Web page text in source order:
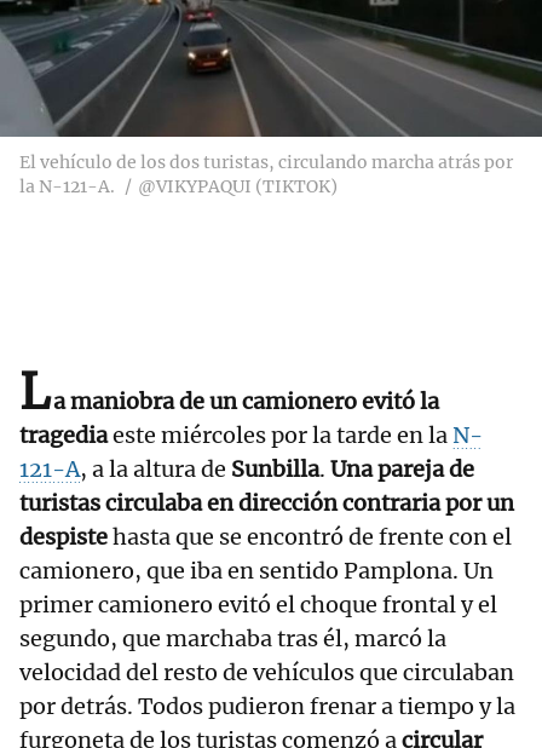
El vehículo de los dos turistas, circulando marcha atrás por
la N-121-A.
@VIKYPAQUI (TIKTOK)
La maniobra de un camionero evitó la
tragediaeste miércoles por la tarde en la N-
121-A, a la altura de Sunbilla. Una pareja de
turistas circulaba en dirección contraria por un
despistehasta que se encontró de frente con el
camionero, que iba en sentido Pamplona. Un
primer camionero evitó el choque frontal y el
segundo, que marchaba tras él, marcó la
velocidad del resto de vehículos que circulaban
por detrás. Todos pudieron frenar a tiempo y la
furgoneta de los turistas comenzó acircular